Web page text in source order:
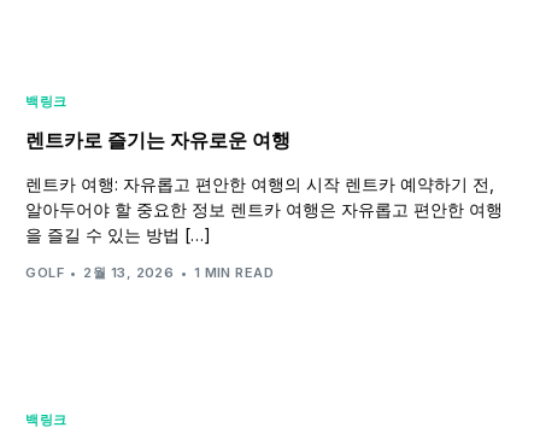
백링크
렌트카로 즐기는 자유로운 여행
렌트카 여행: 자유롭고 편안한 여행의 시작 렌트카 예약하기 전,
알아두어야 할 중요한 정보 렌트카 여행은 자유롭고 편안한 여행
을 즐길 수 있는 방법 […]
GOLF 2월 13, 2026 1 MIN READ
백링크